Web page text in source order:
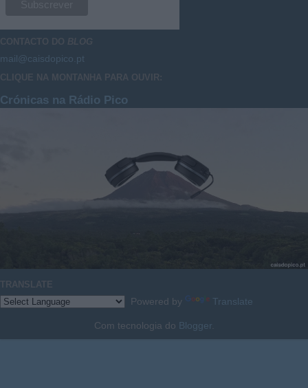
CONTACTO DO BLOG
mail@caisdopico.pt
CLIQUE NA MONTANHA PARA OUVIR:
Crónicas na Rádio Pico
TRANSLATE
Powered by Translate
Com tecnologia do Blogger.